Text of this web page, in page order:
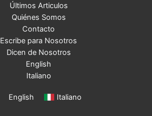
Últimos Articulos
Quiénes Somos
Contacto
Escribe para Nosotros
Dicen de Nosotros
English
Italiano
English Italiano